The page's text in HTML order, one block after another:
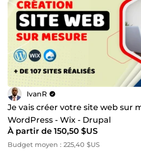
IvanR
Je vais créer votre site web sur
WordPress - Wix - Drupal
À partir de 150,50 $US
Budget moyen : 225,40 $US